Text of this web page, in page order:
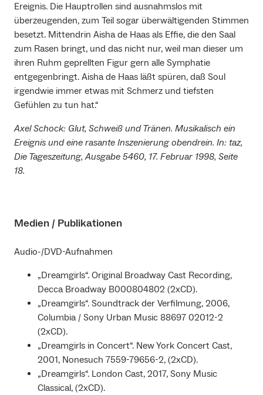
Ereignis. Die Hauptrollen sind ausnahmslos mit
überzeugenden, zum Teil sogar überwältigenden Stimmen
besetzt. Mittendrin Aisha de Haas als Effie, die den Saal
zum Rasen bringt, und das nicht nur, weil man dieser um
ihren Ruhm geprellten Figur gern alle Symphatie
entgegenbringt. Aisha de Haas läßt spüren, daß Soul
irgendwie immer etwas mit Schmerz und tiefsten
Gefühlen zu tun hat.“
Axel Schock: Glut, Schweiß und Tränen. Musikalisch ein
Ereignis und eine rasante Inszenierung obendrein. In: taz,
Die Tageszeitung, Ausgabe 5460, 17. Februar 1998, Seite
18.
Medien / Publikationen
Audio-/DVD-Aufnahmen
„Dreamgirls“. Original Broadway Cast Recording,
Decca Broadway B000804802 (2xCD).
„Dreamgirls“. Soundtrack der Verfilmung, 2006,
Columbia / Sony Urban Music 88697 02012-2
(2xCD).
„Dreamgirls in Concert“. New York Concert Cast,
2001, Nonesuch 7559-79656-2, (2xCD).
„Dreamgirls“. London Cast, 2017, Sony Music
Classical, (2xCD).